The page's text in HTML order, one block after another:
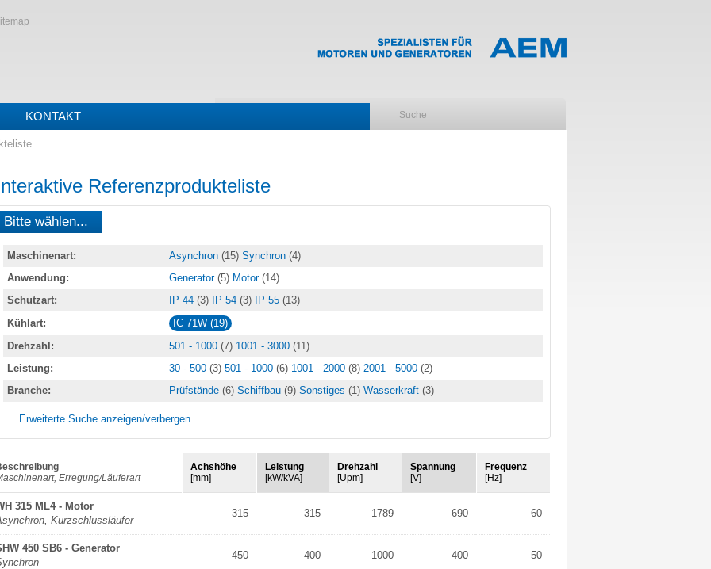
KONTAKT
Referenzprodukteliste
Bitte wählen...
Maschinenart: Asynchron (15) Synchron (4)
Anwendung:
Generator (5) Motor (14)
Schutzart:
IP 44 (3) IP 54 (3) IP 55 (13)
Kühlart:
IC 71W (19)
Drehzahl:
501 - 1000 (7) 1001 - 3000 (11)
Leistung:
30 - 500 (3) 501 - 1000 (6) 1001 - 2000 (8) 2001 - 5000 (2)
Branche:
Prüfstände (6) Schiffbau (9) Sonstiges (1) Wasserkraft (3)
Erweiterte Suche anzeigen/verbergen
Erregung/Läuferart
Achshöhe
[mm]
Leistung
[kW/kVA]
Drehzahl
[Upm]
Spannung
[V]
Frequenz
[Hz]
315 ML4 - Motor
Kurzschlussläufer
315 315 1789 690 60
450 SB6 - Generator
450 400 1000 400 50